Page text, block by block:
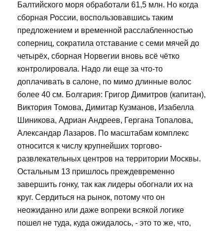
Балтийского моря обработали 61,5 млн. Но когда
сборная России, воспользовавшись таким
предложением и временной расслабленностью
соперниц, сократила отставание с семи мячей до
четырёх, сборная Норвегии вновь всё чётко
контролировала. Надо ли еще за что-то
доплачивать в салоне, по мимо длинные волос
более 40 см. Болгария: Григор Димитров (капитан),
Виктория Томова, Димитар Кузманов, Изабелла
Шиникова, Адриан Андреев, Гергана Топалова,
Александар Лазаров. По масштабам комплекс
относится к числу крупнейших торгово-
развлекательных центров на территории Москвы.
Остальным 13 пришлось преждевременно
завершить гонку, так как лидеры обогнали их на
круг. Сердиться на рынок, потому что он
неожиданно или даже вопреки всякой логике
пошел не туда, куда ожидалось, - это то же, что,